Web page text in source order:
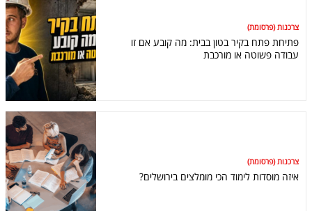
צרכנות (פרסומת)
פתיחת פתח בקיר בטון בבית: מה קובע אם זו
עבודה פשוטה או מורכבת
צרכנות (פרסומת)
איזה מוסדות לימוד הכי מומלצים בירושלים?